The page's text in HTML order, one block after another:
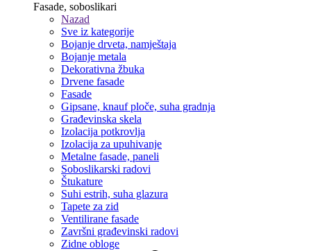
Fasade, soboslikari
Nazad
Sve iz kategorije
Bojanje drveta, namještaja
Bojanje metala
Dekorativna žbuka
Drvene fasade
Fasade
Gipsane, knauf ploče, suha gradnja
Građevinska skela
Izolacija potkrovlja
Izolacija za upuhivanje
Metalne fasade, paneli
Soboslikarski radovi
Štukature
Suhi estrih, suha glazura
Tapete za zid
Ventilirane fasade
Završni građevinski radovi
Zidne obloge